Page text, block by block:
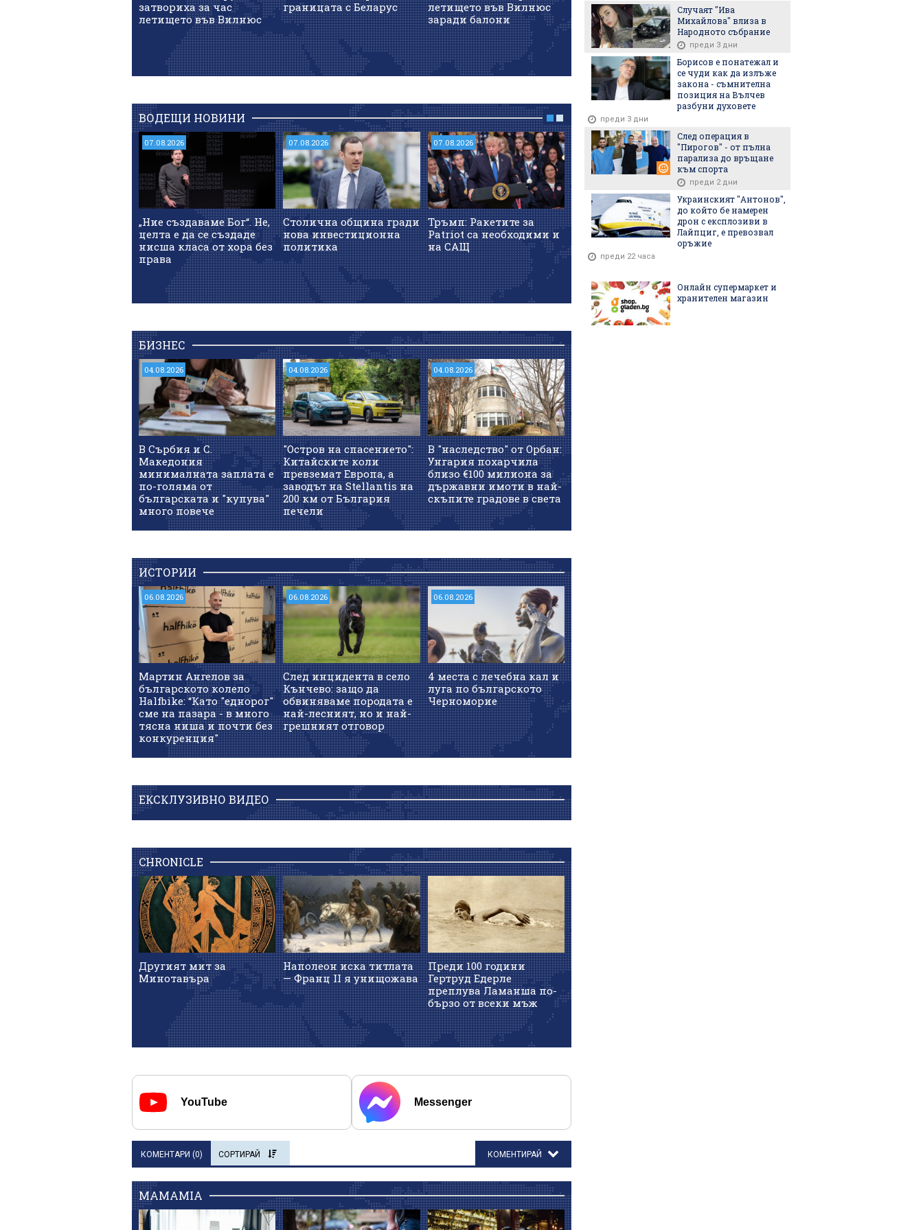
затвориха за час
летището във Вилнюс
границата с Беларус
летището във Вилнюс
заради балони
въздушна тревога
границата си с Беларус
и Русия
ВОДЕЩИ НОВИНИ
07.08.2026
„Ние създаваме Бог“. Не,
целта е да се създаде
нисша класа от хора без
права
07.08.2026
Столична община гради
нова инвестиционна
политика
07.08.2026
Тръмп: Ракетите за
Patriot са необходими и
на САЩ
07.08.2026
Енергийният министър
уверява: АЕЦ "Козлодуй"
работи без затруднения
въпреки ниските нива
07.08.2026
Евтим Милошев се
мъчи с фокуси да
БИЗНЕС
04.08.2026
В Сърбия и С.
Македония
минималната заплата е
по-голяма от
българската и "купува"
много повече
04.08.2026
"Остров на спасението":
Китайските коли
превземат Европа, а
заводът на Stellantis на
200 км от България
печели
04.08.2026
В "наследство" от Орбан:
Унгария похарчила
близо €100 милиона за
държавни имоти в най-
скъпите градове в света
ИСТОРИИ
06.08.2026
Мартин Ангелов за
българското колело
Halfbike: “Като "еднорог"
сме на пазара - в много
тясна ниша и почти без
конкуренция"
06.08.2026
След инцидента в село
Кънчево: защо да
обвиняваме породата е
най-лесният, но и най-
грешният отговор
06.08.2026
4 места с лечебна кал и
луга по българското
Черноморие
ЕКСКЛУЗИВНО ВИДЕО
CHRONICLE
Другият мит за
Минотавъра
Наполеон иска титлата
— Франц II я унищожава
Преди 100 години
Гертруд Едерле
преплува Ламанша по-
бързо от всеки мъж
YouTube Messenger
КОМЕНТАРИ (0) СОРТИРАЙ КОМЕНТИРАЙ
MAMAMIA
Случаят "Ива
Михайлова" влиза в
Народното събрание
преди 3 дни
Борисов е понатежал и
се чуди как да излъже
закона - съмнителна
позиция на Вълчев
разбуни духовете
преди 3 дни
След операция в
"Пирогов" - от пълна
парализа до връщане
към спорта
преди 2 дни
Украинският "Антонов",
до който бе намерен
дрон с експлозиви в
Лайпциг, е превозвал
оръжие
преди 22 часа
Онлайн супермаркет и
хранителен магазин